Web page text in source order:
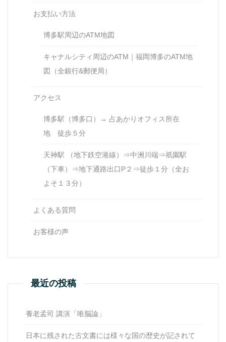
お支払い方法
博多駅周辺のATM地図
キャナルシティ周辺のATM｜福岡博多のATM地
図（全銀行&郵便局）
アクセス
博多駅（博多口）→ 占あかりオフィス所在
地 徒歩５分
天神駅 （地下鉄空港線）⇒中洲川端⇒祇園駅
（下車）⇒地下通路出口P２⇒徒歩１分（全お
よそ１３分）
よくある質問
お客様の声
最近の投稿
養老孟司 講演「唯脳論」
日本に残された古文書には様々な国の歴史が記されて